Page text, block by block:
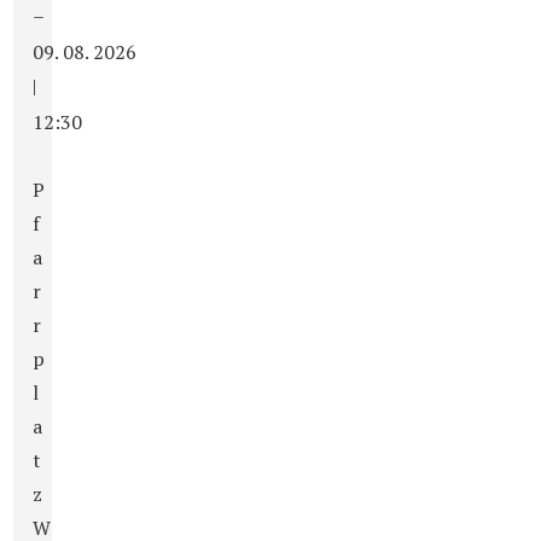
–
09. 08. 2026
|
12:30
P
f
a
r
r
p
l
a
t
z
W